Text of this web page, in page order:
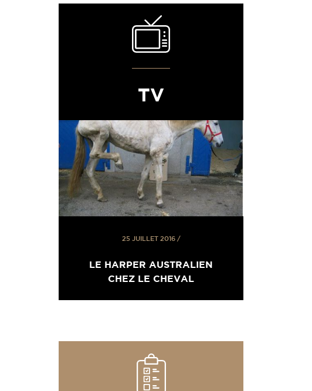
TV
25 JUILLET 2016/
LE HARPER AUSTRALIEN
CHEZ LE CHEVAL